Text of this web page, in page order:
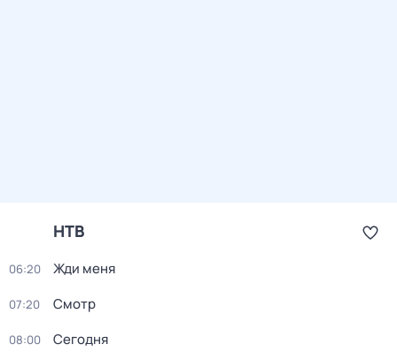
НТВ
06:20 Жди меня
07:20 Смотр
08:00 Сегодня